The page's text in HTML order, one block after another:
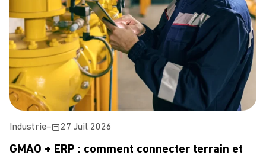
Industrie– 27 Juil 2026
GMAO + ERP : comment connecter terrain et